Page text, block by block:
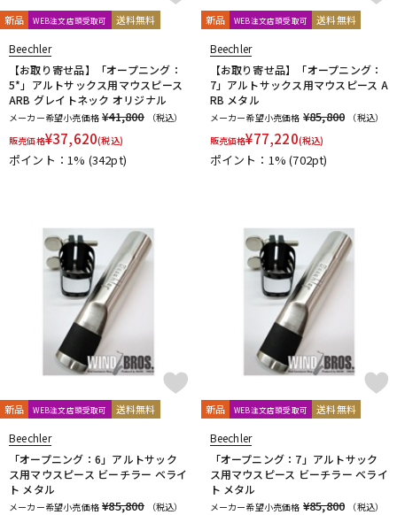
新品 WEB注文店頭受取可 送料無料
Beechler
【お取り寄せ品】「オープニング：
5*」アルトサックス用マウスピース
ARB グレイトネック オリジナル
メーカー希望小売価格 ¥41,800
（税込）
販売価格¥37,620(税込)
ポイント：1% (342pt)
新品 WEB注文店頭受取可 送料無料
Beechler
【お取り寄せ品】「オープニング：
7」アルトサックス用マウスピース A
RB メタル
メーカー希望小売価格 ¥85,800
（税込）
販売価格¥77,220(税込)
ポイント：1%(702pt)
新品 WEB注文店頭受取可 送料無料
Beechler
「オープニング：6」アルトサック
ス用マウスピース ビーチラー ベライ
ト メタル
メーカー希望小売価格 ¥85,800
（税込）
新品 WEB注文店頭受取可 送料無料
Beechler
「オープニング：7」アルトサック
ス用マウスピース ビーチラー ベライ
ト メタル
メーカー希望小売価格 ¥85,800
（税込）